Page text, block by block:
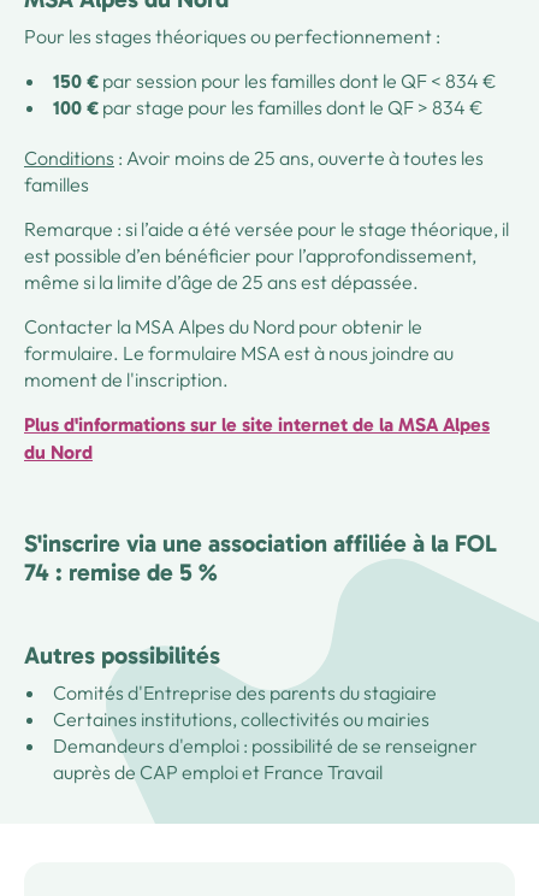
Pour les stages théoriques ou perfectionnement :
150 € par session pour les familles dont le QF < 834 €
100 € par stage pour les familles dont le QF > 834 €
Conditions : Avoir moins de 25 ans, ouverte à toutes les
familles
Remarque : si l’aide a été versée pour le stage théorique, il
est possible d’en bénéficier pour l’approfondissement,
même si la limite d’âge de 25 ans est dépassée.
Contacter la MSA Alpes du Nord pour obtenir le
formulaire. Le formulaire MSA est à nous joindre au
moment de l'inscription.
Plus d'informations sur le site internet de la MSA Alpes
du Nord
S'inscrire via une association affiliée à la FOL
74 : remise de 5 %
Autres possibilités
Comités d'Entreprise des parents du stagiaire
Certaines institutions, collectivités ou mairies
Demandeurs d'emploi : possibilité de se renseigner
auprès de CAP emploi et France Travail